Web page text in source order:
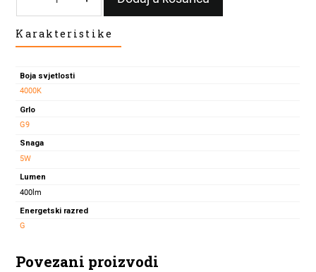
G9
360°
240V
količina
Karakteristike
Boja svjetlosti
4000K
Grlo
G9
Snaga
5W
Lumen
400lm
Energetski razred
G
Povezani proizvodi